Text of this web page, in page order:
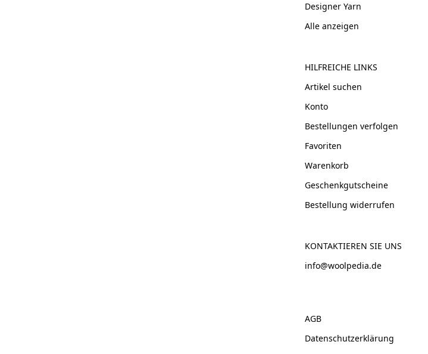
Designer Yarn
Alle anzeigen
HILFREICHE LINKS
Artikel suchen
Konto
Bestellungen verfolgen
Favoriten
Warenkorb
Geschenkgutscheine
Bestellung widerrufen
KONTAKTIEREN SIE UNS
info@woolpedia.de
AGB
Datenschutzerklärung